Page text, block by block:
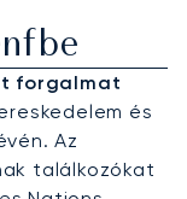
forgalmat
és
Az
találkozókat